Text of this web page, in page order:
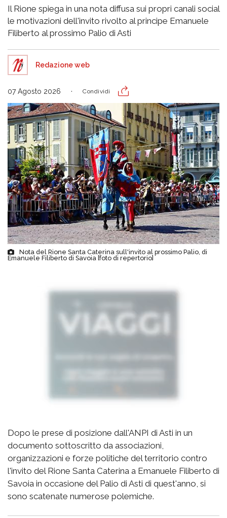
Il Rione spiega in una nota diffusa sui propri canali social
le motivazioni dell'invito rivolto al principe Emanuele
Filiberto al prossimo Palio di Asti
Redazione web
07 Agosto 2026 Condividi
Nota del Rione Santa Caterina sull'invito al prossimo Palio, di
Emanuele Filiberto di Savoia [foto di repertorio]
Dopo le prese di posizione dall'ANPI di Asti in un
documento sottoscritto da associazioni,
organizzazioni e forze politiche del territorio contro
l'invito del Rione Santa Caterina a Emanuele Filiberto di
Savoia in occasione del Palio di Asti di quest'anno, si
sono scatenate numerose polemiche.